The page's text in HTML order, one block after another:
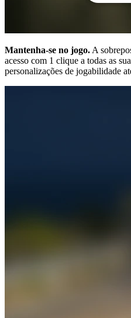
Mantenha-se no jogo. A
acesso com 1 clique a todas as
personalizações de jogabilidade